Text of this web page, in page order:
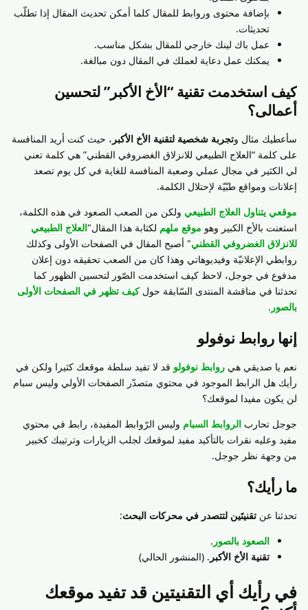
بإضافة محتوى وروابط للمقال كلما أمكن تحديث المقال إذا تطلّب
تحديثات.
عمل باك لينك خارجي للمقال بشكل مناسب.
يمكنك عمل دعاية لعملك في المقال دون مبالغة.
كيف استخدمت تقنية “الأخ الأكبر” لتحسين
أعمالى؟
سأعطيك مثال وتجربة شخصية لتقنية الأخ الأكبر ، حيث كنت أريد المنافسة
على كلمة “العلاج الطبيعي للانزلاق الغضروفي القطني” هي كلمة تعني
لي الكثير في مجال عملي وصعبة المنافسة للغاية في كل يوم تصعد
إعلانات ومواقع طبّيّة لإحتلال الكلمة.
موقعي يتناول العلاج الطبيعي ولكن من الصعب الصعود في هذه الكلمة،
استعنت بالأخ الكبير وهو موقع ملهم لكتابة هذا المقال"العلاج الطبيعي
للانزلاق الغضروفي القطني" أصبح المقال في الصفحات الأولى وكذلك
روابطي الإعلانيّة وفيديوهاتي وهذا كان من الصعب تحقيقه دون إعلان
مدفوع في جوجل، لاحظ كيف استخدمت الصّور لتحسين الظهور كما
تحدثنا في مناقشة المنتدى السّابقة حولكيف تظهر في الصفحات الأولى
بالصور .
إنها روابط نوفولو
نعم يا صديقي هي روابط نوفولو قد لا تفيد سلطة موقعك كثيرا ولكن في
رأيك هل الرابط الموجود في محتوي متصدّر الصفحات الأولي وليس سبام
لن يكون مفيدا لموقعك؟
جوجل تحارب الروابط السبام وليس الرّوابط المفيدة، رابط في محتوي
مفيد وعليه نقرات بالتأكيد مفيد لموقعك لجلب الزيارات وترتيبك كخبير
من وجهة نظر جوجل.
ما رأيك؟
تحدثنا عن تقنيتَين لتتصدر في محركات البحث:
الصعود بالصور .
تقنية الأخ الأكبر . (المنشور الحالي)
في رأيك أي التقنيتين قد تفيد موقعك